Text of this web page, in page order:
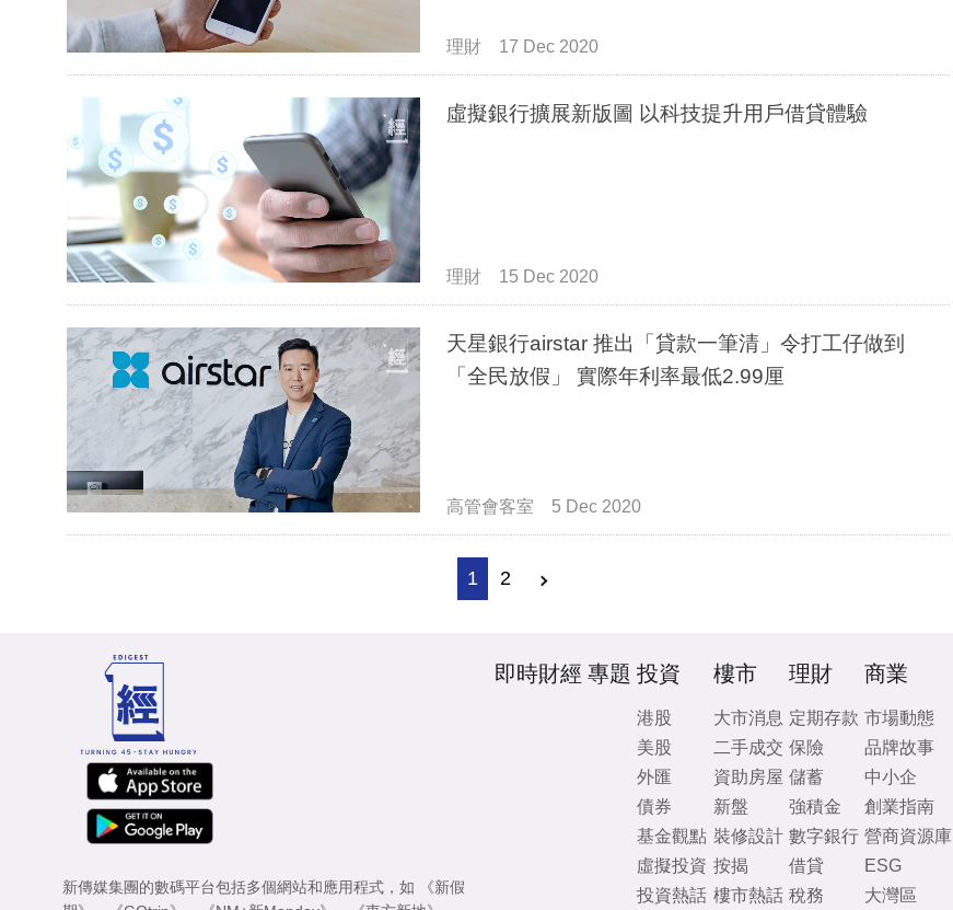
理財 17 Dec 2020
虛擬銀行擴展新版圖 以科技提升用戶借貸體驗
理財 15 Dec 2020
天星銀行airstar 推出「貸款一筆清」令打工仔做到
「全民放假」 實際年利率最低2.99厘
高管會客室 5 Dec 2020
1 2
新傳媒集團的數碼平台包括多個網站和應用程式，如
《新假
即時財經 專題 投資
港股
美股
外匯
債券
基金觀點
虛擬投資
投資熱話
樓市
大市消息
二手成交
資助房屋
新盤
裝修設計
按揭
樓市熱話
理財
定期存款
保險
儲蓄
強積金
數字銀行
借貸
稅務
商業
市場動態
品牌故事
中小企
創業指南
營商資源庫
ESG
大灣區